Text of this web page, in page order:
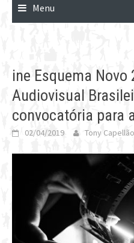
Menu
ine Esquema
Audiovisual
convocatória para
02/04/2019 Tony Capellão